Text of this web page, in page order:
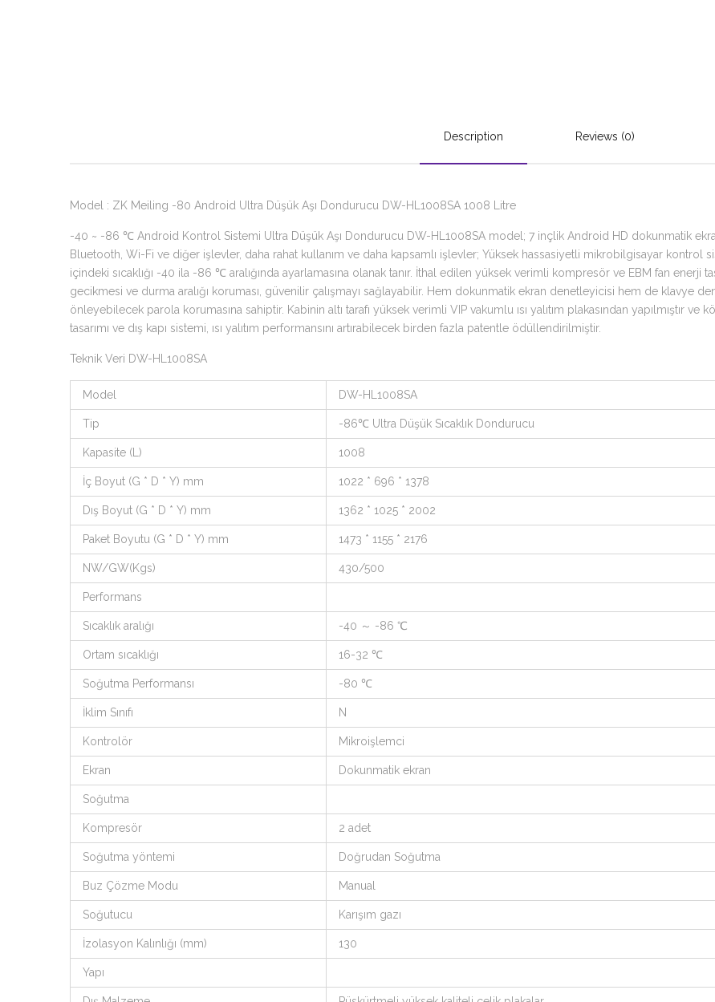
Description Reviews (0)
Model : ZK Meiling -80 Android Ultra Düşük Aşı Dondurucu DW-HL1008SA 1008 Litre
-40 ~ -86 ℃ Android Kontrol Sistemi Ultra Düşük Aşı Dondurucu DW-HL1008SA model; 7 inçlik Android HD dokunmatik
Bluetooth, Wi-Fi ve diğer işlevler, daha rahat kullanım ve daha kapsamlı işlevler; Yüksek hassasiyetli mikrobilgisayar kontrol
içindeki sıcaklığı -40 ila -86 ℃ aralığında ayarlamasına olanak tanır. İthal edilen yüksek verimli kompresör ve EBM fan
gecikmesi ve durma aralığı koruması, güvenilir çalışmayı sağlayabilir. Hem dokunmatik ekran denetleyicisi hem de klavye
önleyebilecek parola korumasına sahiptir. Kabinin altı tarafı yüksek verimli VIP vakumlu ısı yalıtım plakasından yapılmıştır ve
tasarımı ve dış kapı sistemi, ısı yalıtım performansını artırabilecek birden fazla patentle ödüllendirilmiştir.
Teknik Veri DW-HL1008SA
Model DW-HL1008SA
Tip -86℃ Ultra Düşük Sıcaklık Dondurucu
Kapasite (L) 1008
İç Boyut (G * D * Y) mm 1022 * 696 * 1378
Dış Boyut (G * D * Y) mm 1362 * 1025 * 2002
Paket Boyutu (G * D * Y) mm 1473 * 1155 * 2176
NW/GW(Kgs) 430/500
Performans
Sıcaklık aralığı -40 ～ -86 ℃
Ortam sıcaklığı 16-32 ℃
Soğutma Performansı -80 ℃
İklim Sınıfı N
Kontrolör Mikroişlemci
Ekran Dokunmatik ekran
Soğutma
Kompresör 2 adet
Soğutma yöntemi Doğrudan Soğutma
Buz Çözme Modu Manual
Soğutucu Karışım gazı
İzolasyon Kalınlığı (mm) 130
Yapı